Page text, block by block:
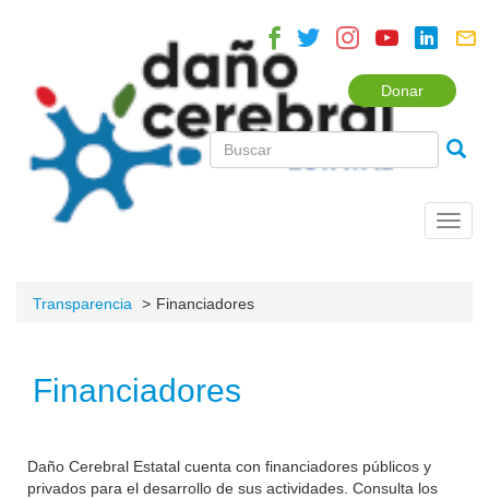
Donar
Transparencia Financiadores
Financiadores
Daño Cerebral Estatal cuenta con financiadores públicos y
privados para el desarrollo de sus actividades. Consulta los